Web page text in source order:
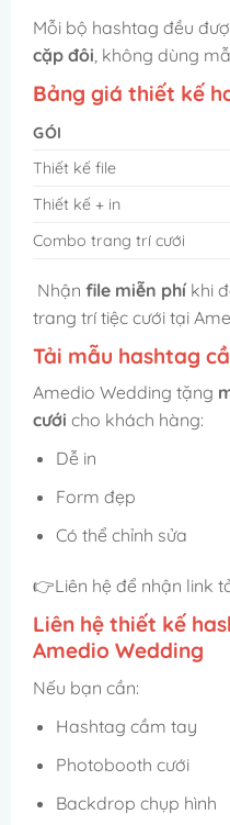
Mỗi bộ hashtag đều
cặp đôi , không dùng
Bảng giá thiết kế
GÓI
Thiết kế file
Thiết kế + in
Combo trang trí cưới
Nhận file miễn phíkhi
trang trí tiệc cưới tại
Tải mẫu hashtag
Amedio Wedding tặng
cưới cho khách hàng:
Dễ in
Form đẹp
Có thể chỉnh sửa
👉Liên hệ để nhận link
Liên hệ thiết kế
Amedio Wedding
Nếu bạn cần:
Hashtag cầm tay
Photobooth cưới
Backdrop chụp hình